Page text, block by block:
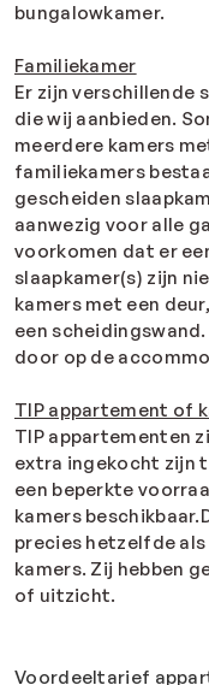
bungalowkamer.
Familiekamer
Er zijn verschillende
die wij aanbieden.
meerdere kamers
familiekamers
gescheiden
aanwezig voor alle
voorkomen dat er
slaapkamer(s) zijn
kamers met een
een
door op de
TIP appartement of
TIP appartementen
extra ingekocht zijn
een beperkte
kamers
precies hetzelfde
kamers. Zij hebben
of uitzicht.
Voordeeltarief